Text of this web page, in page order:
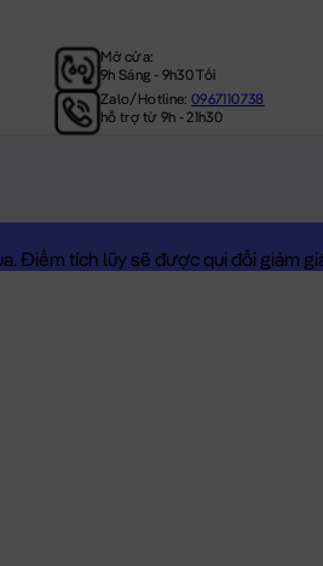
Mở cửa:
9h Sáng - 9h30 Tối
Zalo/Hotline:0967110738
hỗ trợ từ 9h - 21h30
Điểm tích lũy sẽ được qui đổi giảm